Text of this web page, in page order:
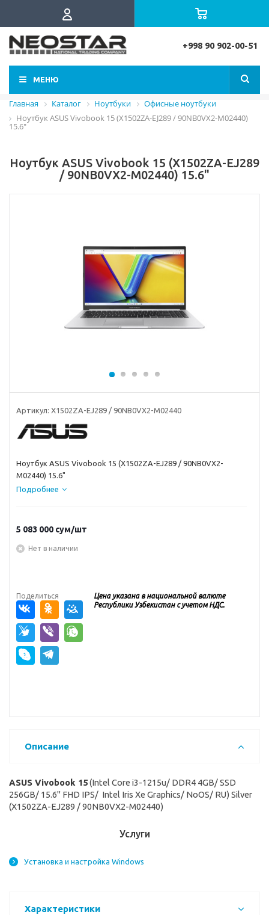
+998 90 902-00-51
МЕНЮ
Главная Каталог Ноутбуки
Офисные ноутбуки
Ноутбук ASUS Vivobook 15 (X1502ZA-EJ289 / 90NB0VX2-M02440)
15.6"
Ноутбук ASUS Vivobook 15 (X1502ZA-EJ289
/ 90NB0VX2-M02440) 15.6"
Артикул: X1502ZA-EJ289 / 90NB0VX2-M02440
Ноутбук ASUS Vivobook 15 (X1502ZA-EJ289 / 90NB0VX2-
M02440) 15.6"
Подробнее
5 083 000 сум/шт
Нет в наличии
Поделиться
Цена указана в национальной валюте
Республики Узбекистан с учетом НДС.
Описание
ASUS Vivobook 15(Intel Core i3-1215u/ DDR4 4GB/ SSD
256GB/ 15.6" FHD IPS/ Intel Iris Xe Graphics/ NoOS/ RU) Silver
(X1502ZA-EJ289 / 90NB0VX2-M02440)
Услуги
Установка и настройка Windows
Характеристики